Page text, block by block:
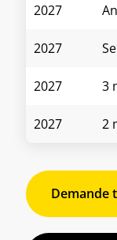
2027
2027
2027 3
2027 2
Demande